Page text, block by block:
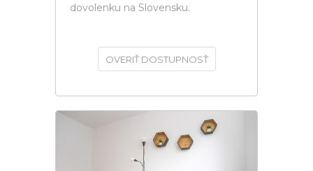
dovolenku na Slovensku.
OVERIŤ DOSTUPNOSŤ